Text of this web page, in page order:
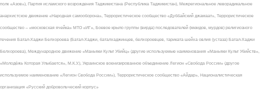
полк «Азов»), Партия исламского возрождения Таджикистана (Республика Таджикистан), Межрегиональное леворадикальное
анархистское движение «Народная самооборона», Террористическое сообщество «Дуббайский джамаат», Террористическое
сообщество – «московская ячейка» МТО «ИГ», Боевое крыло группы (вирда) последователей (мюидов, мурдов) религиозного
течения Батал-Хаджи Белхороева (Батал-Хаджи, баталхаджинцев, белхороевцев, тариката шейха овлия (устаза) Батал-Хаджи
Белхороева), Международное движение «Маньяки Культ Убийц» (другие используемые наименования «Маньяки Культ Убийств»,
«Молодёжь Которая Улыбается», М.К.У.), Украинское военизированное объединение Легион «Свобода России» (другое
используемое наименование «Легион Свобода России»), Террористическое сообщество «Айдар», Националистическая
организация «Русский добровольческий корпус»